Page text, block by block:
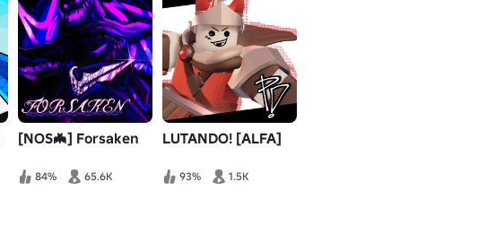
[NOS🦇] Forsaken
84% 65.6K
LUTANDO! [ALFA]
93% 1.5K